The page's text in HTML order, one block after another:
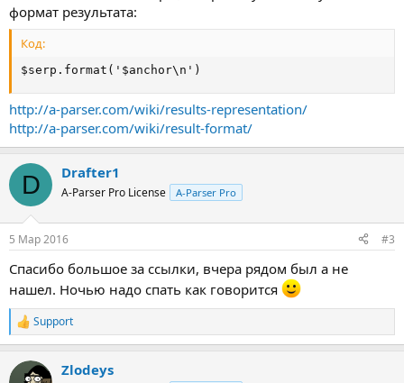
формат результата:
Код:
$serp.format('$anchor\n')
http://a-parser.com/wiki/results-representation/
http://a-parser.com/wiki/result-format/
D Drafter1
A-Parser Pro License A-Parser Pro
5 Мар 2016 #3
Спасибо большое за ссылки, вчера рядом был а не
нашел. Ночью надо спать как говорится
Р
е
к
Support
Zlodeys